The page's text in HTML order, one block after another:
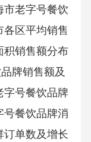
市老字号餐饮
各区平均销售
积销售额分布
牌销售额及
字号餐饮品牌
号餐饮品牌消
订单数及增长